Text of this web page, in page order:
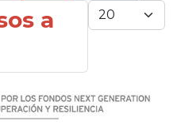
Cantidad
a